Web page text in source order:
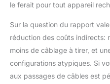
le ferait pour tout appareil
Sur la question du rapport
réduction des coûts indirects:
moins de câblage à tirer, et
configurations atypiques. Si
aux passages de câbles est